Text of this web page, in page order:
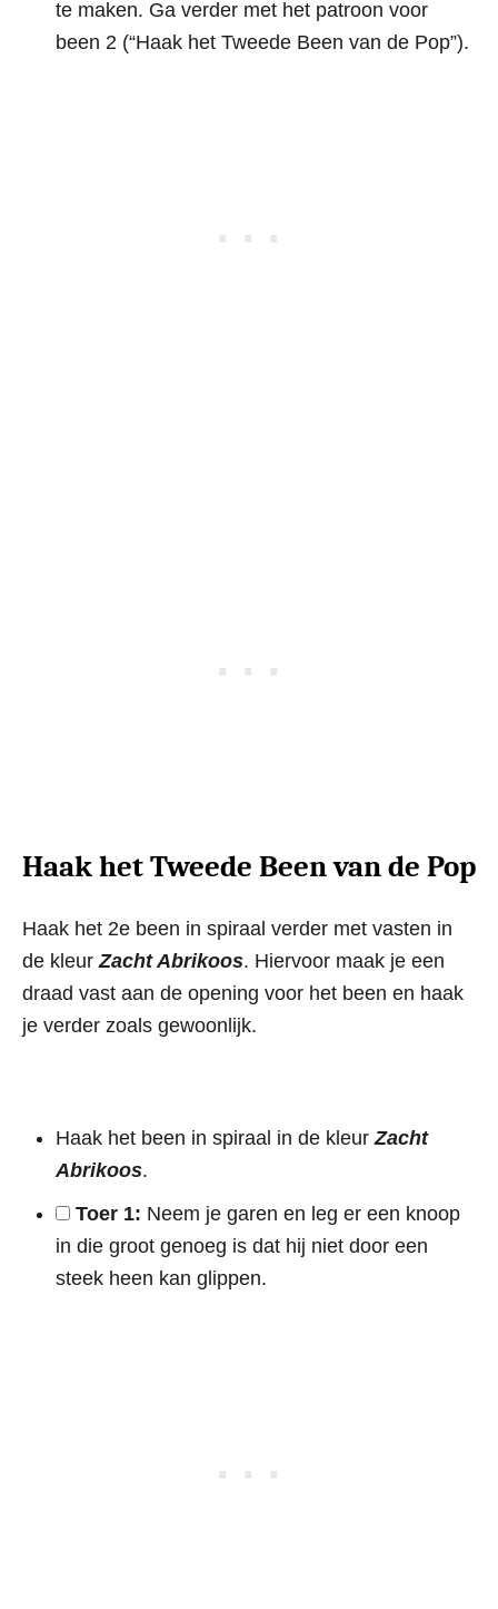
te maken. Ga verder met het patroon voor
been 2 (“Haak het Tweede Been van de Pop”).
Haak het Tweede Been van de Pop
Haak het 2e been in spiraal verder met vasten in
de kleurZacht Abrikoos. Hiervoor maak je een
draad vast aan de opening voor het been en haak
je verder zoals gewoonlijk.
Haak het been in spiraal in de kleurZacht
Abrikoos.
Toer 1: Neem je garen en leg er een knoop
in die groot genoeg is dat hij niet door een
steek heen kan glippen.